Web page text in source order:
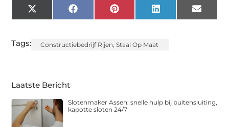
X
(Twitter)
FacebookPinterest LinkedIn Email
Tags: Constructiebedrijf Rijen,Staal Op Maat
Laatste Bericht
Slotenmaker Assen: snelle hulp bij buitensluiting,
kapotte sloten 24/7